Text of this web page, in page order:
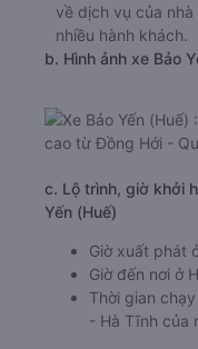
về dịch vụ của
nhiều hành khách.
b. Hình ảnh xe Bảo
c. Lộ trình, giờ khởi
Yến (Huế)
Giờ xuất phát
Giờ đến nơi ở
Thời gian
- Hà Tĩnh của